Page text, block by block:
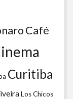
Café
Curitiba
Los Chicos